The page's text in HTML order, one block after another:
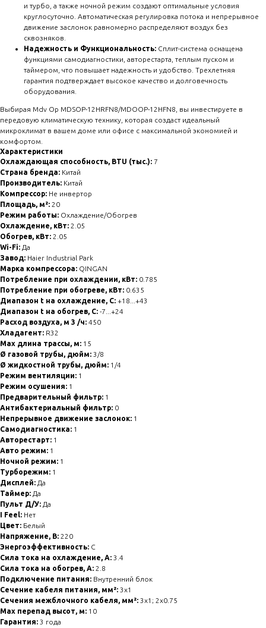
и турбо, а также ночной режим создают оптимальные условия
круглосуточно. Автоматическая регулировка потока и непрерывное
движение заслонок равномерно распределяют воздух без
сквозняков.
Надежность и Функциональность: Сплит-система оснащена
функциями самодиагностики, авторестарта, теплым пуском и
таймером, что повышает надежность и удобство. Трехлетняя
гарантия подтверждает высокое качество и долговечность
оборудования.
Выбирая Mdv Op MDSOP-12HRFN8/MDOOP-12HFN8, вы инвестируете в
передовую климатическую технику, которая создаст идеальный
микроклимат в вашем доме или офисе с максимальной экономией и
комфортом.
Характеристики
Охлаждающая способность, BTU (тыс.): 7
Страна бренда: Китай
Производитель: Китай
Компрессор: Не инвертор
Площадь, м²: 20
Режим работы: Охлаждение/Обогрев
Охлаждение, кВт: 2.05
Обогрев, кВт: 2.05
Wi-Fi: Да
Завод: Haier Industrial Park
Марка компрессора: QINGAN
Потребление при охлаждении, кВт: 0.785
Потребление при обогреве, кВт: 0.635
Диапазон t на охлаждение, С: +18...+43
Диапазон t на обогрев, С: -7...+24
Расход воздуха, м 3 /ч: 450
Хладагент: R32
Max длина трассы, м: 15
Ø газовой трубы, дюйм: 3/8
Ø жидкостной трубы, дюйм: 1/4
Режим вентиляции: 1
Режим осушения: 1
Предварительный фильтр: 1
Антибактериальный фильтр: 0
Непрерывное движение заслонок: 1
Самодиагностика: 1
Авторестарт: 1
Авто режим: 1
Ночной режим: 1
Турборежим: 1
Дисплей: Да
Таймер: Да
Пульт Д/У: Да
I Feel: Нет
Цвет: Белый
Напряжение, В: 220
Энергоэффективность: C
Сила тока на охлаждение, А: 3.4
Сила тока на обогрев, А: 2.8
Подключение питания: Внутренний блок
Сечение кабеля питания, мм²: 3x1
Сечения межблочного кабеля, мм²: 3x1; 2x0.75
Max перепад высот, м: 10
Гарантия: 3 года